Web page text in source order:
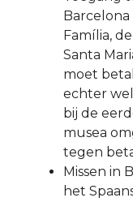
Barcelona
Família,
Santa
moet
echter
bij de
musea
tegen
Missen in
het